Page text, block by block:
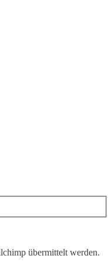
übermittelt werden.